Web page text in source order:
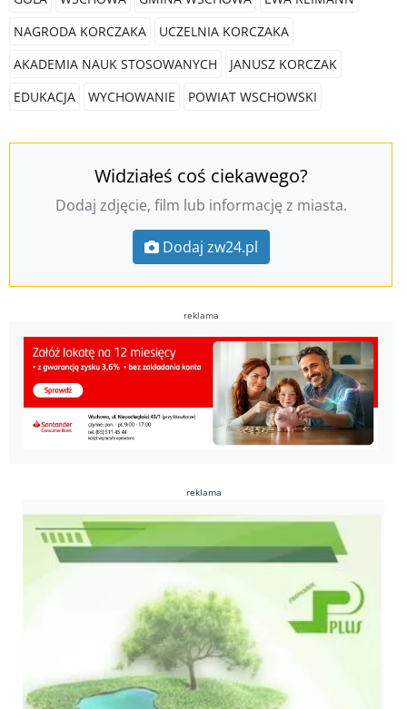
NAGRODA KORCZAKA
UCZELNIA KORCZAKA
AKADEMIA NAUK STOSOWANYCH
JANUSZ KORCZAK
EDUKACJA
WYCHOWANIE POWIAT WSCHOWSKI
Widziałeś coś ciekawego?
Dodaj zdjęcie, film lub informację z miasta.
Dodaj zw24.pl
reklama
reklama